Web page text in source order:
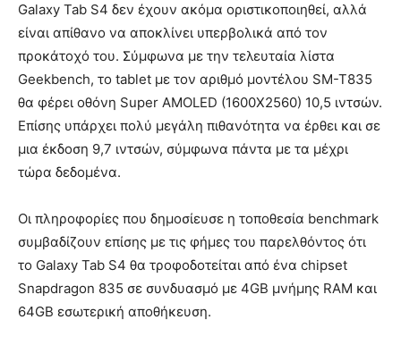
Galaxy Tab S4 δεν έχουν ακόμα οριστικοποιηθεί, αλλά
είναι απίθανο να αποκλίνει υπερβολικά από τον
προκάτοχό του. Σύμφωνα με την τελευταία λίστα
Geekbench, το tablet με τον αριθμό μοντέλου SM-T835
θα φέρει οθόνη Super AMOLED (1600X2560) 10,5 ιντσών.
Επίσης υπάρχει πολύ μεγάλη πιθανότητα να έρθει και σε
μια έκδοση 9,7 ιντσών, σύμφωνα πάντα με τα μέχρι
τώρα δεδομένα.
Οι πληροφορίες που δημοσίευσε η τοποθεσία benchmark
συμβαδίζουν επίσης με τις φήμες του παρελθόντος ότι
το Galaxy Tab S4 θα τροφοδοτείται από ένα chipset
Snapdragon 835 σε συνδυασμό με 4GB μνήμης RAM και
64GB εσωτερική αποθήκευση.